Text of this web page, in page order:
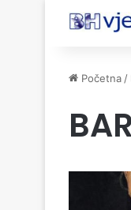
Početna /